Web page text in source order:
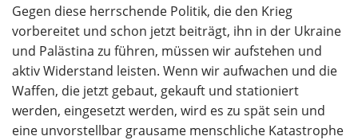
Gegen diese herrschende Politik, die den Krieg
vorbereitet und schon jetzt beiträgt, ihn in der Ukraine
und Palästina zu führen, müssen wir aufstehen und
aktiv Widerstand leisten. Wenn wir aufwachen und die
Waffen, die jetzt gebaut, gekauft und stationiert
werden, eingesetzt werden, wird es zu spät sein und
eine unvorstellbar grausame menschliche Katastrophe